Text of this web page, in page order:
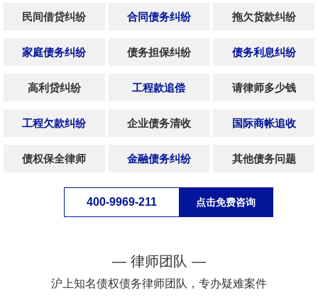
民间借贷纠纷 合同债务纠纷 拖欠货款纠纷
家庭债务纠纷 债务担保纠纷 债务利息纠纷
高利贷纠纷 工程款追偿 请律师多少钱
工程欠款纠纷 企业债务清收 国际商帐追收
债权保全律师 金融债务纠纷 其他债务问题
400-9969-211 点击免费咨询
— 律师团队 —
沪上知名债权债务律师团队，专办疑难案件